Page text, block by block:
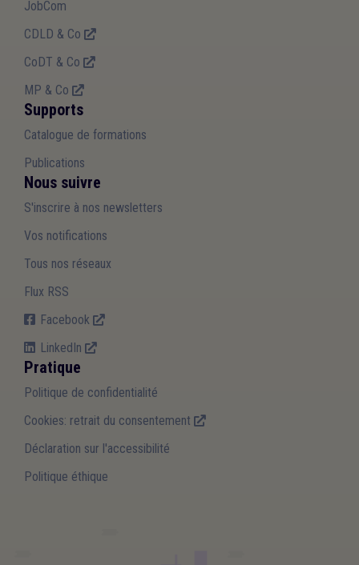
JobCom
CDLD & Co
CoDT & Co
MP & Co
Supports
Catalogue de formations
Publications
Nous suivre
S'inscrire à nos newsletters
Vos notifications
Tous nos réseaux
Flux RSS
Facebook
LinkedIn
Pratique
Politique de confidentialité
Cookies: retrait du consentement
Déclaration sur l'accessibilité
Politique éthique